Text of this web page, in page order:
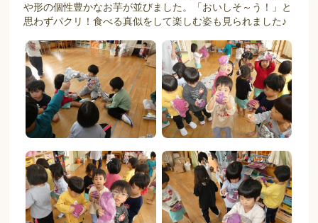
や形の個性豊かなお芋が並びました。「おいしそ～う！」と
思わずパクリ！食べる真似をして楽しむ姿も見られました♪